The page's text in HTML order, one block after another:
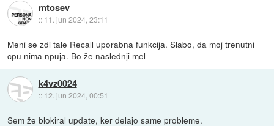
mtosev
:: 11. jun 2024, 23:11
Meni se zdi tale Recall uporabna funkcija. Slabo, da moj trenutni
cpu nima npuja. Bo že naslednji mel
k4vz0024
:: 12. jun 2024, 00:51
Sem že blokiral update, ker delajo same probleme.